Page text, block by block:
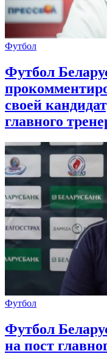
Футбол
Футбол
своей
главного
Футбол
Футбол
на пост